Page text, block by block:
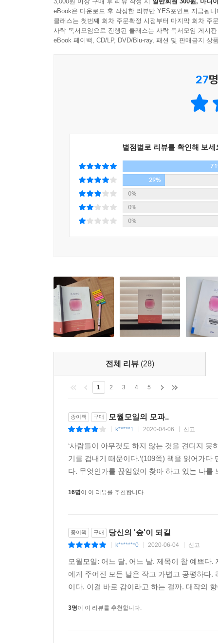
문장이 절묘한 감동으로 밀려온다. “우리에게
하루”가 있다. 거기서 모든 특별함이 시작된다. “매
서문을 지나 만나는 첫번째 글에서 우리는 겨울
있다니, 곰곰 생각에 잠기는 겨울밤. 가만히 그 옆
겨울밤은 야박하지 않다. 길고 길다. 먼 데서 오
_14쪽, 「밤이 하도 깊어」에서
어느 날은 카페에서 책을 읽다가 ‘일곱 살의 나’
생긴 슬픔을 손바닥에 올려놓”은 채 그것이
“잠잠해지도록, 슬픔을 달래”기 위해. “그도 나
못지않다. 대학 시절 친구와 반지하방에 앉아 문
조용필의 노래 [Q]이다.
읽는 이의 마음을 특히 충만하게 하는 것은 ‘난
감정에 휘말려 일상을 내팽개치지 않고 할 일을
그대로 바라볼 줄 알게 된 나에 대한 긍정. 그 여유
보지 못한다. 혼자일 때 빛날 수 있어야 한다. 다
_73쪽, 「호락호락하지 않은 발전」에서
그런 스스로가 재미있어서 좋다고 말하는 박
걸리다니! 당신이 나보다는 좀더 빨리, 자신을
멀리 내다버렸으면 좋겠다”(‘서문’에서)며 자신
작가는 산문집을 엮는 동안 내내 ‘모과’를 생각
그런 모과 한 알이 평범한 하루와 닮았을지도
표지에 쓴 사진은 구본창 사진작가의 ‘비누’ 연
촬영한 작품으로 마치 어여쁜 자갈 혹은 근사한
비누를, 박연준 시인이 고른 모과 한 알과 함께 독
eBook은 다운로드 후 작성한 리뷰만 YES포인트 지급됩니
클래스는 첫번째 회차 주문확정 시점부터 마지막 회차 주
사락 독서모임으로 진행된 클래스는 사락 독서모임 게시
eBook 페이백, CD/LP, DVD/Blu-ray, 패션 및 판매금지 상
27
별점별로 리뷰를 확인해 보세
29%
0%
0%
0%
전체 리뷰 (28)
1 2 3 4 5
종이책 구매 모월모일의 모과..
k*****1 2020-04-06 신고
‘사람들이 아무것도 하지 않는 것을 견디지
기를 겁내기 때문이다.’(109쪽) 책을 읽어가
다. 무엇인가를 끊임없이 찾아 하고 있는 나
16명이 이 리뷰를 추천합니다.
종이책 구매 당신의 '숲'이 되길
k*******0 2020-06-04 신고
모월모일: 어느 달, 어느 날. 제목이 참 예쁘다
에게 주어진 모든 날은 작고 가볍고 공평하다
이다. 이걸 바로 감이라고 하는 걸까. 대작의
3명이 이 리뷰를 추천합니다.